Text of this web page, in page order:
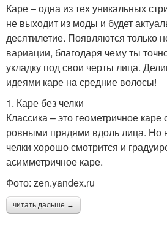
Каре – одна из тех уникальных
не выходит из моды и будет
десятилетие. Появляются только
вариации, благодаря чему ты
укладку под свои черты лица.
идеями каре на средние волосы!
1. Каре без челки
Классика – это геометричное
ровными прядями вдоль лица. Но
челки хорошо смотрится и
асимметричное каре.
Фото: zen.yandex.ru
читать дальше →